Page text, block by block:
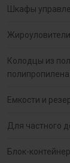
Шкафы
Жироуловители
Колодцы из
полипропилена
Емкости и
Для частного
Блок-